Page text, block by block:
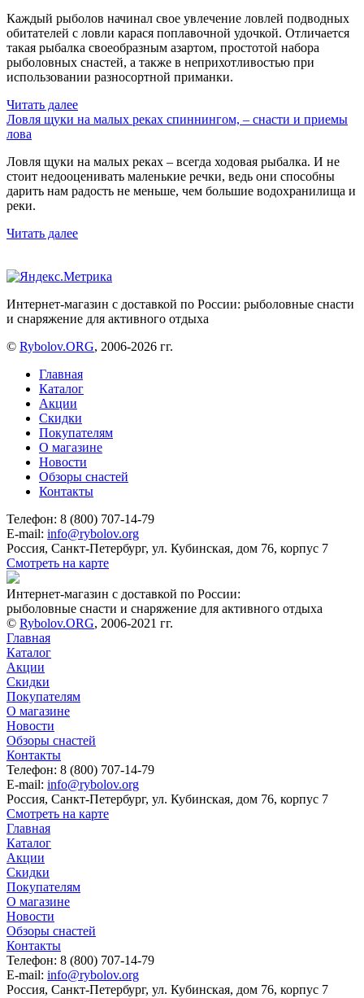
Каждый рыболов начинал свое увлечение ловлей подводных
обитателей с ловли карася поплавочной удочкой. Отличается
такая рыбалка своеобразным азартом, простотой набора
рыболовных снастей, а также в неприхотливостью при
использовании разносортной приманки.
Читать далее
Ловля щуки на малых реках спиннингом, – снасти и приемы
лова
Ловля щуки на малых реках – всегда ходовая рыбалка. И не
стоит недооценивать маленькие речки, ведь они способны
дарить нам радость не меньше, чем большие водохранилища и
реки.
Читать далее
Интернет-магазин с доставкой по России: рыболовные снасти
и снаряжение для активного отдыха
© Rybolov.ORG, 2006-2026 гг.
Главная
Каталог
Акции
Скидки
Покупателям
О магазине
Новости
Обзоры снастей
Контакты
Телефон: 8 (800) 707-14-79
E-mail: info@rybolov.org
Россия, Санкт-Петербург, ул. Кубинская, дом 76, корпус 7
Смотреть на карте
Интернет-магазин с доставкой по России:
рыболовные снасти и снаряжение для активного отдыха
© Rybolov.ORG, 2006-2021 гг.
Главная
Каталог
Акции
Скидки
Покупателям
О магазине
Новости
Обзоры снастей
Контакты
Телефон: 8 (800) 707-14-79
E-mail: info@rybolov.org
Россия, Санкт-Петербург, ул. Кубинская, дом 76, корпус 7
Смотреть на карте
Главная
Каталог
Акции
Скидки
Покупателям
О магазине
Новости
Обзоры снастей
Контакты
Телефон: 8 (800) 707-14-79
E-mail: info@rybolov.org
Россия, Санкт-Петербург, ул. Кубинская, дом 76, корпус 7